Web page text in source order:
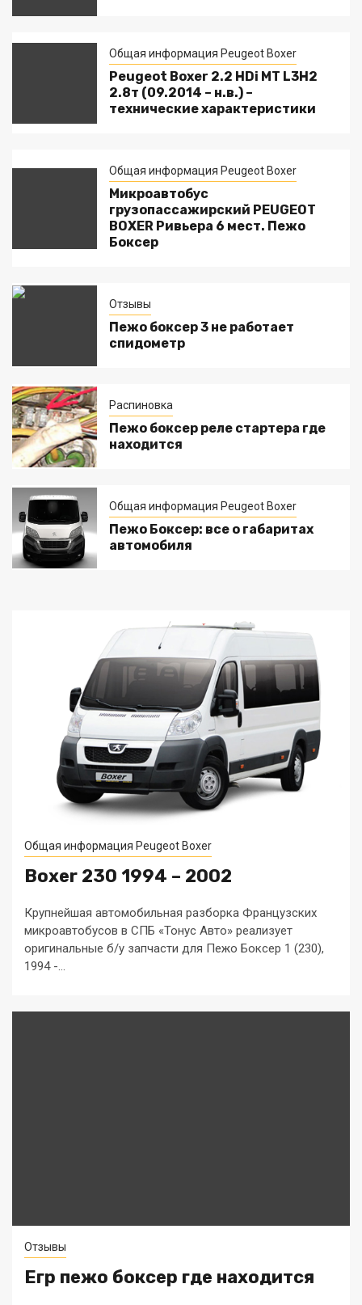
Общая информация Peugeot Boxer
Peugeot Boxer 2.2 HDi MT L3H2
2.8т (09.2014 – н.в.) –
технические характеристики
Общая информация Peugeot Boxer
Микроавтобус
грузопассажирский PEUGEOT
BOXER Ривьера 6 мест. Пежо
Боксер
Отзывы
Пежо боксер 3 не работает
спидометр
Распиновка
Пежо боксер реле стартера где
находится
Общая информация Peugeot Boxer
Пежо Боксер: все о габаритах
автомобиля
Общая информация Peugeot Boxer
Boxer 230 1994 – 2002
Крупнейшая автомобильная разборка Французских
микроавтобусов в СПБ «Тонус Авто» реализует
оригинальные б/у запчасти для Пежо Боксер 1 (230),
1994 -...
Отзывы
Егр пежо боксер где находится